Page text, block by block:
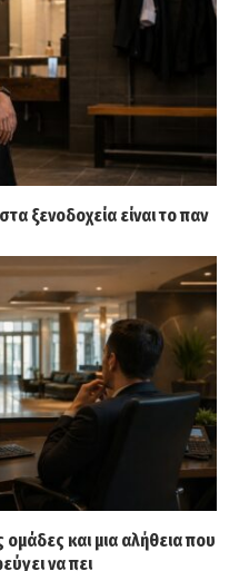
ξενοδοχεία είναι το παν
και μια αλήθεια που
να πει